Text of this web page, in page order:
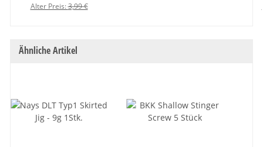
Alter Preis:3,99 €
Ähnliche Artikel